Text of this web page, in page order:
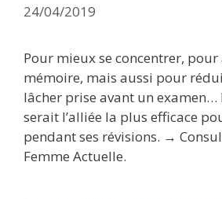
24/04/2019
Pour mieux se concentrer,
mémoire, mais aussi pour
lâcher prise avant un
serait l’alliée la plus efficace
pendant ses révisions. →
Femme Actuelle.